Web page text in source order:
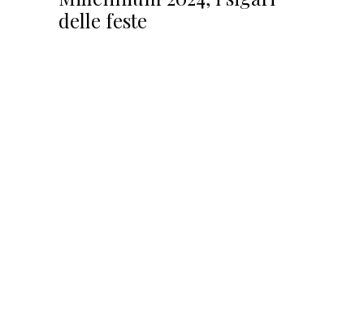
delle feste